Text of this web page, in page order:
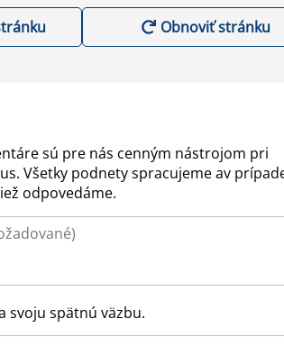
Obnoviť stránku
sú pre nás cenným nástrojom pri
Všetky podnety spracujeme av
odpovedáme.
svoju spätnú väzbu.